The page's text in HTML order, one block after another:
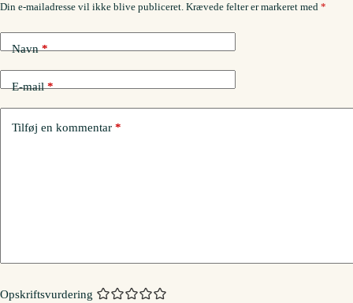
Din e-mailadresse vil ikke blive publiceret. Krævede felter er markeret med *
Navn*
E-mail*
Tilføj en kommentar *
Opskriftsvurdering